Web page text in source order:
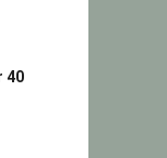
40